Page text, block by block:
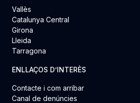
Vallès
Catalunya Central
Girona
Lleida
Tarragona
ENLLAÇOS D’INTERÈS
Contacte i com arribar
Canal de denúncies